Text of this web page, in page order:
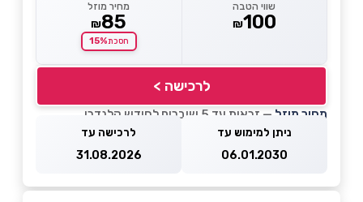
שווי הטבה
₪100
מחיר מוזל
₪85
חסכת15%
לרכישה >
מחיר מוזל — זכאות עד 5 שוברים לחודש קלנדרי
ניתן למימוש עד
06.01.2030
לרכישה עד
31.08.2026